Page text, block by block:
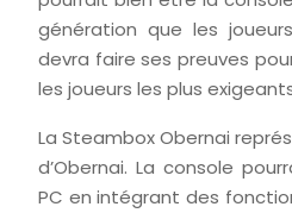
génération que les
devra faire ses preuves
les joueurs les plus
La Steambox Obernai
d’Obernai. La console
PC en intégrant des